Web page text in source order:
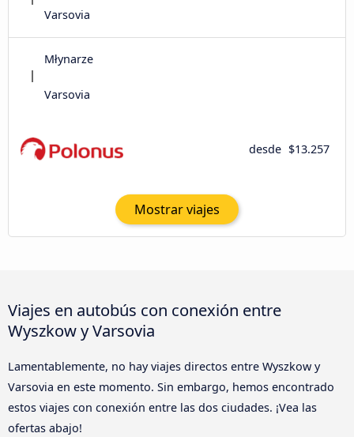
Varsovia
Młynarze
Varsovia
desde $13.257
Mostrar viajes
Viajes en autobús con conexión entre
Wyszkow y Varsovia
Lamentablemente, no hay viajes directos entre Wyszkow y
Varsovia en este momento. Sin embargo, hemos encontrado
estos viajes con conexión entre las dos ciudades. ¡Vea las
ofertas abajo!